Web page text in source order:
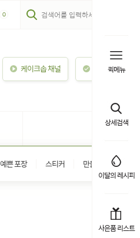
퀵메뉴
상세검색
이달의 레시피
사은품 리스트
0
케이크솝 채널 이용안내
예쁜 포장 스티커 만들기 키트